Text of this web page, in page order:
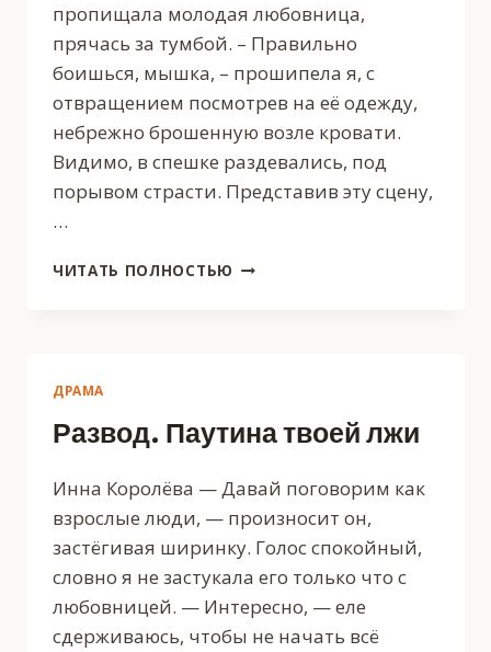
пропищала молодая любовница,
прячась за тумбой. – Правильно
боишься, мышка, – прошипела я, с
отвращением посмотрев на её одежду,
небрежно брошенную возле кровати.
Видимо, в спешке раздевались, под
порывом страсти. Представив эту сцену,
…
ЧИТАТЬ ПОЛНОСТЬЮ РАЗВОД.
ДРАМА
Развод. Паутина твоей лжи
Инна Королёва — Давай поговорим как
взрослые люди, — произносит он,
застёгивая ширинку. Голос спокойный,
словно я не застукала его только что с
любовницей. — Интересно, — еле
сдерживаюсь, чтобы не начать всё